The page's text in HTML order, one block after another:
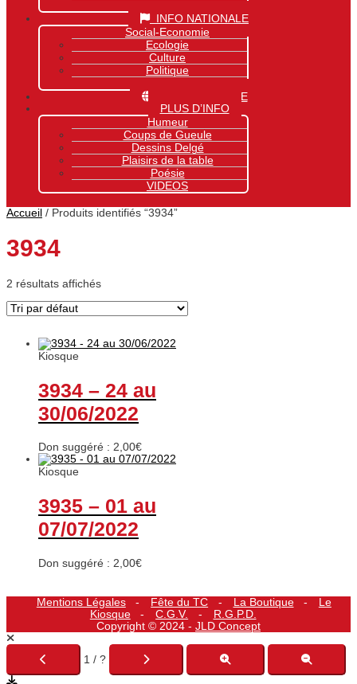
INFO NATIONALE
Social-Economie
Ecologie
Culture
Politique
INFO MONDIALE
PLUS D’INFO
Humeur
Coups de Gueule
Dessins Delgé
Plaisirs de la table
Poésie
VIDEOS
Accueil / Produits identifiés “3934”
3934
2 résultats affichés
Kiosque
3934 – 24 au
30/06/2022
Don suggéré : 2,00€
Kiosque
3935 – 01 au
07/07/2022
Don suggéré : 2,00€
Mentions Légales Fête du TC La Boutique
Le
Kiosque
C.G.V.
R.G.P.D.
Copyright © 2024 - JLD Concept
1 / ?